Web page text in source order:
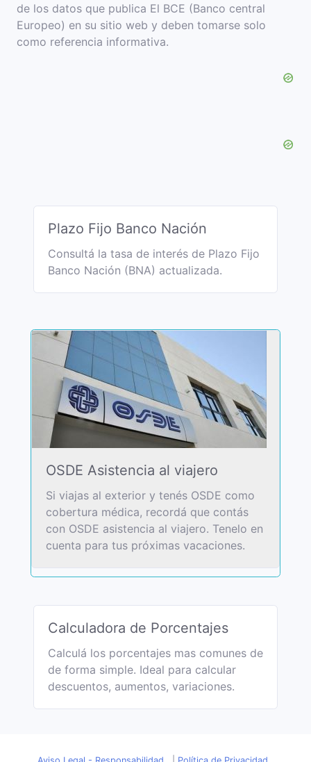
de los datos que publica El BCE (Banco central
Europeo) en su sitio web y deben tomarse solo
como referencia informativa.
Plazo Fijo Banco Nación
Consultá la tasa de interés de Plazo Fijo
Banco Nación (BNA) actualizada.
OSDE Asistencia al viajero
Si viajas al exterior y tenés OSDE como
cobertura médica, recordá que contás
con OSDE asistencia al viajero. Tenelo en
cuenta para tus próximas vacaciones.
Calculadora de Porcentajes
Calculá los porcentajes mas comunes de
de forma simple. Ideal para calcular
descuentos, aumentos, variaciones.